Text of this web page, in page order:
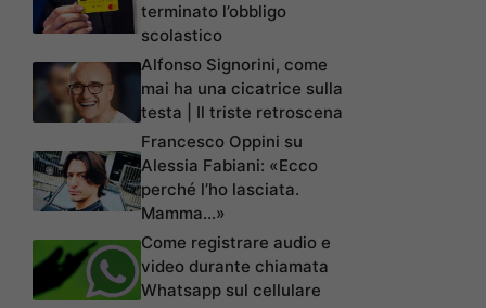
terminato l’obbligo
scolastico
Alfonso Signorini, come
mai ha una cicatrice sulla
testa | Il triste retroscena
Francesco Oppini su
Alessia Fabiani: «Ecco
perché l’ho lasciata.
Mamma…»
Come registrare audio e
video durante chiamata
Whatsapp sul cellulare